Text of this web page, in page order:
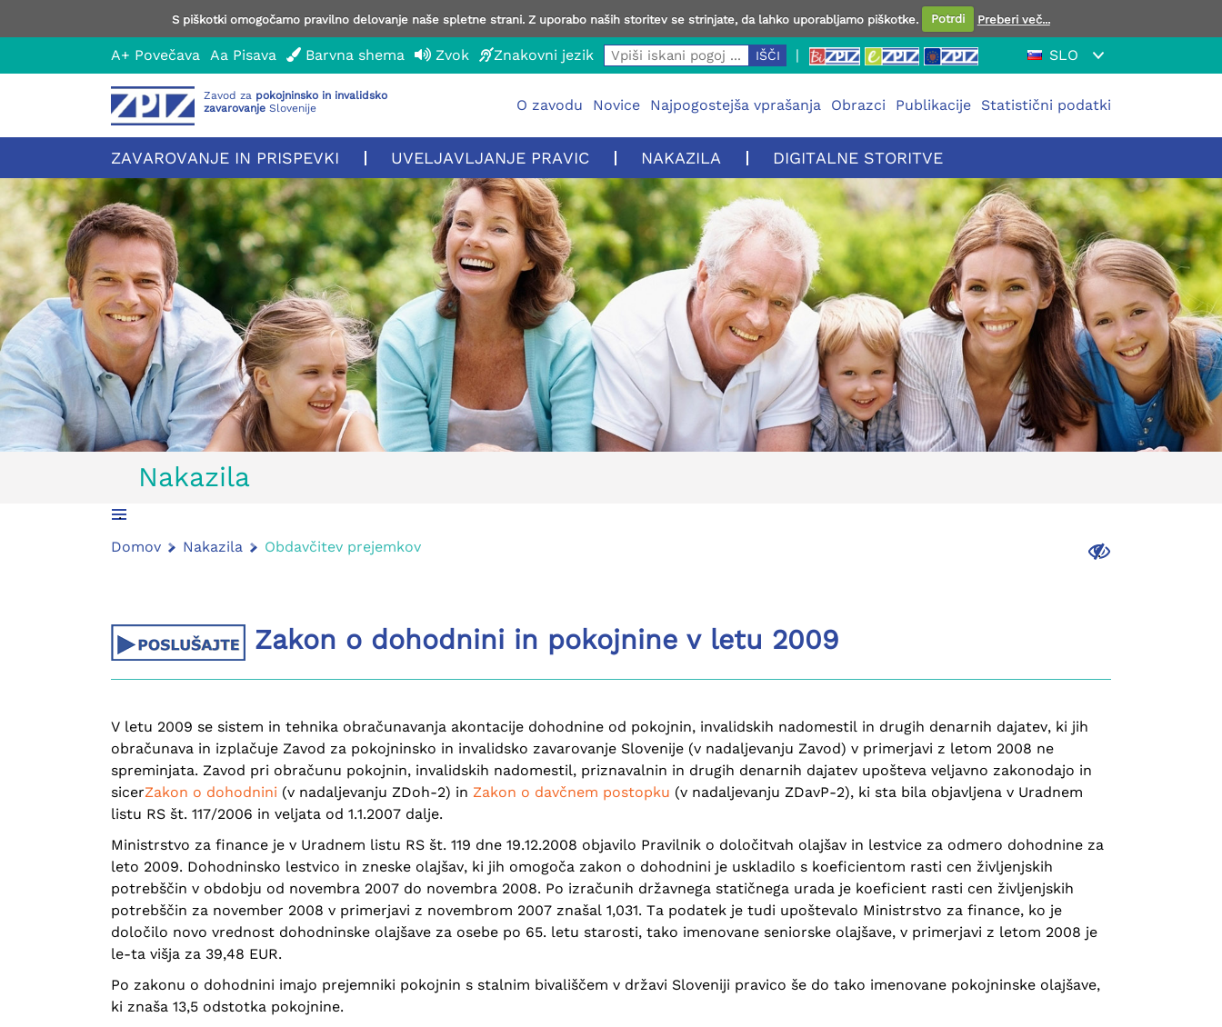
S piškotki omogočamo pravilno delovanje naše spletne strani. Z uporabo naših storitev se strinjate, da lahko uporabljamo piškotke. Potrdi Preberi več...
A+ Povečava Aa Pisava Barvna shema Zvok Znakovni jezik | SLO
Zavod za pokojninsko in invalidsko
zavarovanje Slovenije O zavodu Novice Najpogostejša vprašanja Obrazci Publikacije Statistični podatki
ZAVAROVANJE IN PRISPEVKI UVELJAVLJANJE PRAVIC NAKAZILA DIGITALNE STORITVE
Nakazila
.
.
Domov Nakazila Obdavčitev prejemkov
Zakon o dohodnini in pokojnine v letu 2009
V letu 2009 se sistem in tehnika obračunavanja akontacije dohodnine od pokojnin, invalidskih nadomestil in drugih denarnih dajatev, ki jih
obračunava in izplačuje Zavod za pokojninsko in invalidsko zavarovanje Slovenije (v nadaljevanju Zavod) v primerjavi z letom 2008 ne
spreminjata. Zavod pri obračunu pokojnin, invalidskih nadomestil, priznavalnin in drugih denarnih dajatev upošteva veljavno zakonodajo in
sicerZakon o dohodnini (v nadaljevanju ZDoh-2) in Zakon o davčnem postopku (v nadaljevanju ZDavP-2), ki sta bila objavljena v Uradnem
listu RS št. 117/2006 in veljata od 1.1.2007 dalje.
Ministrstvo za finance je v Uradnem listu RS št. 119 dne 19.12.2008 objavilo Pravilnik o določitvah olajšav in lestvice za odmero dohodnine za
leto 2009. Dohodninsko lestvico in zneske olajšav, ki jih omogoča zakon o dohodnini je uskladilo s koeficientom rasti cen življenjskih
potrebščin v obdobju od novembra 2007 do novembra 2008. Po izračunih državnega statičnega urada je koeficient rasti cen življenjskih
potrebščin za november 2008 v primerjavi z novembrom 2007 znašal 1,031. Ta podatek je tudi upoštevalo Ministrstvo za finance, ko je
določilo novo vrednost dohodninske olajšave za osebe po 65. letu starosti, tako imenovane seniorske olajšave, v primerjavi z letom 2008 je
le-ta višja za 39,48 EUR.
Po zakonu o dohodnini imajo prejemniki pokojnin s stalnim bivališčem v državi Sloveniji pravico še do tako imenovane pokojninske olajšave,
ki znaša 13,5 odstotka pokojnine.